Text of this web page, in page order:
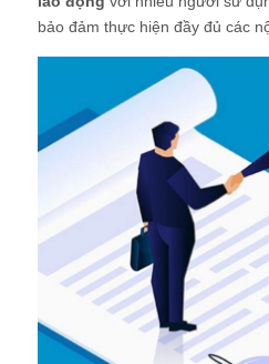
bảo đảm thực hiện đầy đủ các